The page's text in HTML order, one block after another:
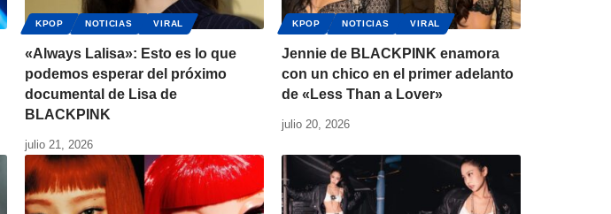
KPOP NOTICIAS VIRAL
«Always Lalisa»: Esto es lo que
podemos esperar del próximo
documental de Lisa de
BLACKPINK
julio 21, 2026
KPOP NOTICIAS VIRAL
Jennie de BLACKPINK enamora
con un chico en el primer adelanto
de «Less Than a Lover»
julio 20, 2026